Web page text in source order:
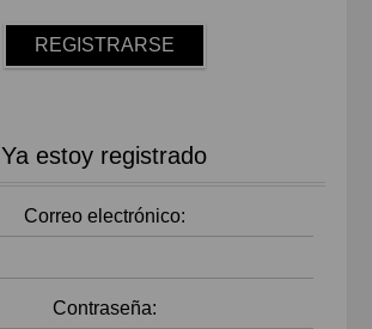
Ya estoy registrado
Correo electrónico:
Contraseña: